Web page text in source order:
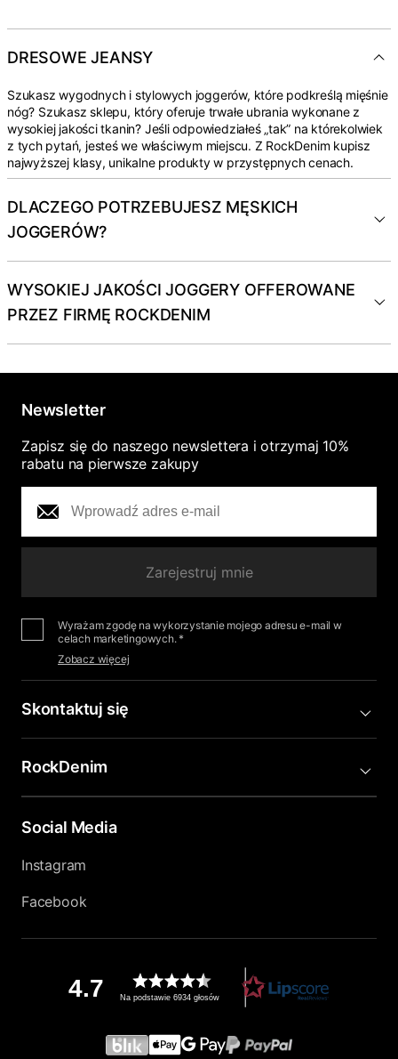
DRESOWE JEANSY
Szukasz wygodnych i stylowych joggerów, które podkreślą mięśnie
nóg? Szukasz sklepu, który oferuje trwałe ubrania wykonane z
wysokiej jakości tkanin? Jeśli odpowiedziałeś „tak” na którekolwiek
z tych pytań, jesteś we właściwym miejscu. Z RockDenim kupisz
najwyższej klasy, unikalne produkty w przystępnych cenach.
DLACZEGO POTRZEBUJESZ MĘSKICH
JOGGERÓW?
WYSOKIEJ JAKOŚCI JOGGERY OFFEROWANE
PRZEZ FIRMĘ ROCKDENIM
Newsletter
Zapisz się do naszego newslettera i otrzymaj 10%
rabatu na pierwsze zakupy
Zarejestruj mnie
Wyrażam zgodę na wykorzystanie mojego adresu e-mail w
celach marketingowych. *
Zobacz więcej
Skontaktuj się
RockDenim
Social Media
Instagram
Facebook
4.7 Na podstawie 6934 głosów